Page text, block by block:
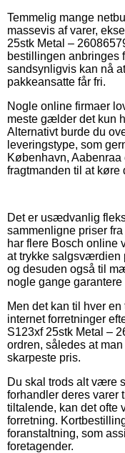
Temmelig mange
massevis af varer,
25stk Metal –
bestillingen anbringes
sandsynligvis kan nå
pakkeansatte får fri.
Nogle online firmaer
meste gælder det kun
Alternativt burde du
leveringstype, som
København,
fragtmanden til at køre
Det er usædvanlig
sammenligne priser
har flere Bosch online
at trykke salgsværdien
og desuden også til
nogle gange
Men det kan til hver
internet forretninger
S123xf 25stk Metal –
ordren, således at
skarpeste pris.
Du skal trods alt være
forhandler deres varer
tiltalende, kan det ofte
forretning.
foranstaltning, som
foretagender.